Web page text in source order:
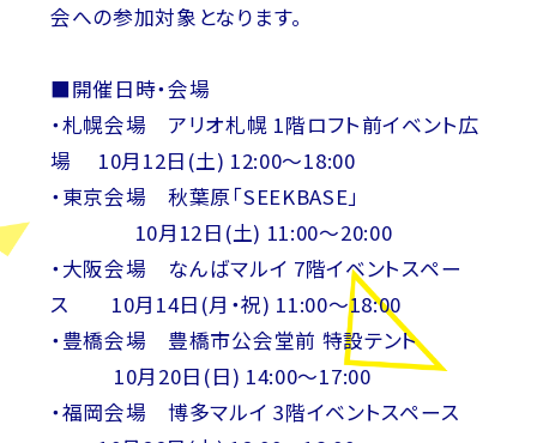
会への参加対象となります。
■開催日時・会場
・札幌会場 アリオ札幌 1階ロフト前イベント広
場 10月12日(土) 12:00～18:00
・東京会場 秋葉原「SEEKBASE」
10月12日(土) 11:00～20:00
・大阪会場 なんばマルイ 7階イベントスペー
ス 10月14日(月・祝) 11:00～18:00
・豊橋会場 豊橋市公会堂前 特設テント
10月20日(日) 14:00～17:00
・福岡会場 博多マルイ 3階イベントスペース